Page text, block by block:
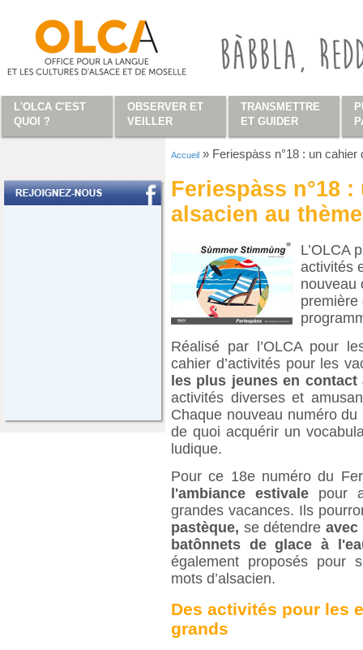
Vous êtes ici
Accueil » Feriespàss n°18 : un
Feriespàss n°18
alsacien au
L’OLCA
activités
nouveau
première
Réalisé par l’OLCA pour
cahier d’activités pour les
les plus jeunes en contact
activités diverses et
Chaque nouveau numéro
de quoi acquérir un
ludique.
Pour ce 18e numéro du
l'ambiance estivale pour
grandes vacances. Ils
pastèque, se détendreavec
batônnets de glace à
également proposés pour
mots d’alsacien.
Des activités pour les
grands
L'OLCA C'EST
QUOI ?
OBSERVER ET
VEILLER
TRANSMETTRE
ET GUIDER